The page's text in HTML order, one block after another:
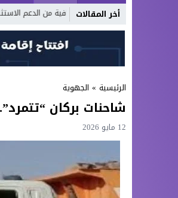
أخر المقالات
إطلاق حصة إضافية من الدعم الاستثنائي لمهنيي
الرئيسية » الجهوية
​شاحنات بركان
12 مايو 2026